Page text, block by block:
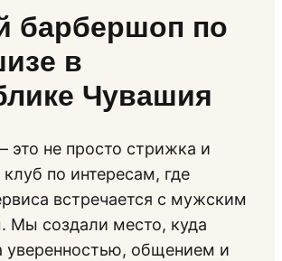
барбершоп по
в
Чувашия
это не просто стрижка и
по интересам, где
встречается с мужским
Мы создали место, куда
уверенностью, общением и